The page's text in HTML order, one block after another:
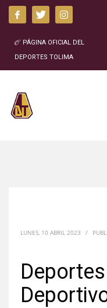
PÁGINA OFICIAL DEL
DEPORTES TOLIMA
LUNES, 10 ABRIL 2023 /